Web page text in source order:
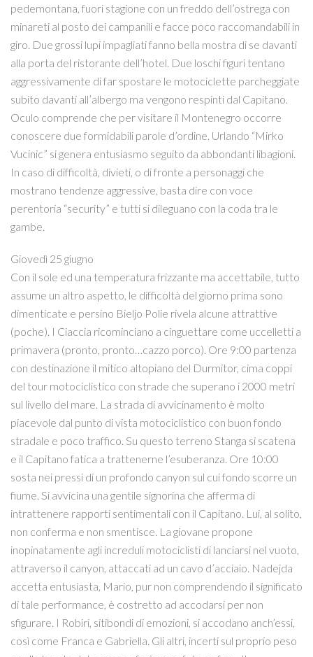
pedemontana, fuori stagione con un freddo dell’ostrega con
minareti al posto dei campanili e facce poco raccomandabili in
giro. Due grossi lupi impagliati fanno bella mostra di se davanti
alla porta del ristorante dell’hotel. Due loschi figuri tentano
aggressivamente di far spostare le motociclette parcheggiate
subito davanti all’albergo ma vengono respinti dal Capitano.
Oculo comprende che per visitare il Montenegro occorre
conoscere due formidabili parole d’ordine. Urlando “Mirko
Vucinic” si genera entusiasmo seguito da abbondanti libagioni.
In caso di difficoltà, divieti, o di fronte a personaggi che
mostrano tendenze aggressive, basta dire con voce
perentoria “security” e tutti si dileguano con la coda tra le
gambe.
Giovedì 25 giugno
Con il sole ed una temperatura frizzante ma accettabile, tutto
assume un altro aspetto, le difficoltà del giorno prima sono
dimenticate e persino Bieljo Polie rivela alcune attrattive
(poche). I Ciaccia ricominciano a cinguettare come uccelletti a
primavera (pronto, pronto…cazzo porco). Ore 9:00 partenza
con destinazione il mitico altopiano del Durmitor, cima coppi
del tour motociclistico con strade che superano i 2000 metri
sul livello del mare. La strada di avvicinamento è molto
piacevole dal punto di vista motociclistico con buon fondo
stradale e poco traffico. Su questo terreno Stanga si scatena
e il Capitano fatica a trattenerne l’esuberanza. Ore 10:00
sosta nei pressi di un profondo canyon sul cui fondo scorre un
fiume. Si avvicina una gentile signorina che afferma di
intrattenere rapporti sentimentali con il Capitano. Lui, al solito,
non conferma e non smentisce. La giovane propone
inopinatamente agli increduli motociclisti di lanciarsi nel vuoto,
attraverso il canyon, attaccati ad un cavo d’acciaio. Nadejda
accetta entusiasta, Mario, pur non comprendendo il significato
di tale performance, è costretto ad accodarsi per non
sfigurare. I Robiri, sitibondi di emozioni, si accodano anch’essi,
così come Franca e Gabriella. Gli altri, incerti sul proprio peso